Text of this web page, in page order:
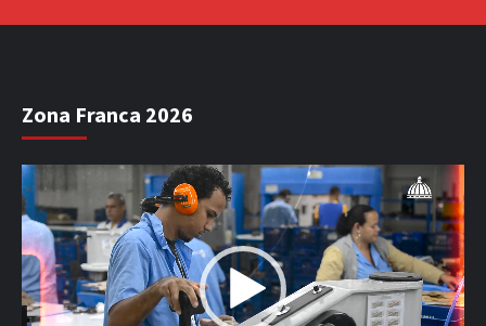
Zona Franca 2026
Reproductor
de
vídeo